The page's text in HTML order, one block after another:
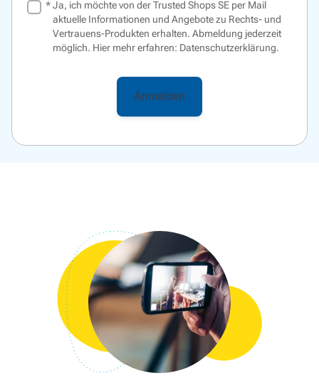
Ja, ich möchte von der Trusted Shops SE per Mail
aktuelle Informationen und Angebote zu Rechts- und
Vertrauens-Produkten erhalten. Abmeldung jederzeit
möglich. Hier mehr erfahren: Datenschutzerklärung.
*